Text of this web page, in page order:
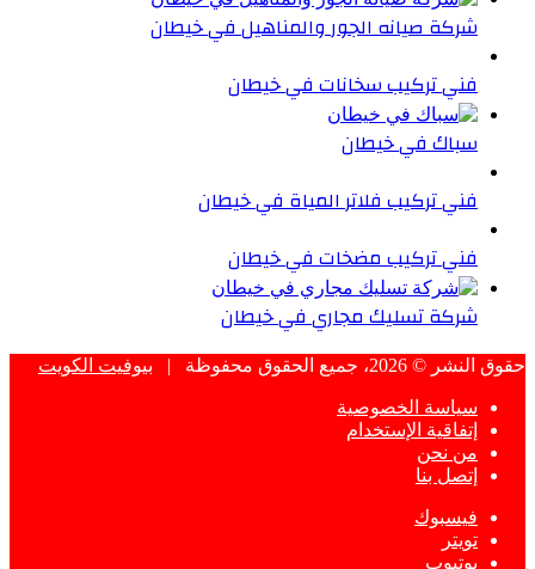
شركة صيانه الجور والمناهيل في خيطان
فني تركيب سخانات في خيطان
سباك في خيطان
فني تركيب فلاتر المياة في خيطان
فني تركيب مضخات في خيطان
شركة تسليك مجاري في خيطان
حقوق النشر © 2026، جميع الحقوق محفوظة | بيوفيت الكويت
سياسة الخصوصية
إتفاقية الإستخدام
من نحن
إتصل بنا
فيسبوك
تويتر
يوتيوب